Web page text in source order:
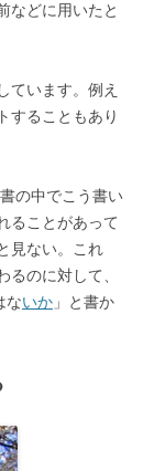
などに用いたと
ています。例え
することもあり
の中でこう書い
ることがあって
見ない。これ
のに対して、
ないか 」と書か